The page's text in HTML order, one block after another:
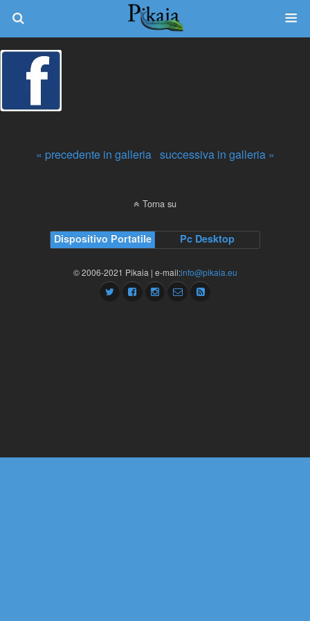
« precedente in galleria successiva in galleria »
Torna su
Dispositivo Portatile Pc Desktop
© 2006-2021 Pikaia | e-mail:info@pikaia.eu